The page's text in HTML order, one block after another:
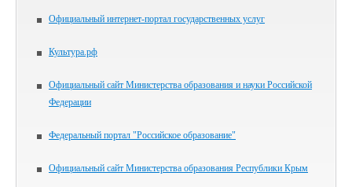
Официальный интернет-портал государственных услуг
Культура.рф
Официальный сайт Министерства образования и науки Российской
Федерации
Федеральный портал "Российское образование"
Официальный сайт Министерства образования Республики Крым